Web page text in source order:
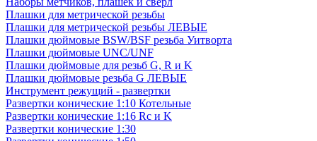
Плашки для метрической резьбы
Плашки для метрической резьбы ЛЕВЫЕ
Плашки дюймовые BSW/BSF резьба Уитворта
Плашки дюймовые UNC/UNF
Плашки дюймовые для резьб G, R и K
Плашки дюймовые резьба G ЛЕВЫЕ
Инструмент режущий - развертки
Развертки конические 1:10 Котельные
Развертки конические 1:16 Rc и K
Развертки конические 1:30